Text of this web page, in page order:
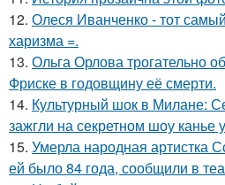
12. Олеся Иванченко - тот
харизма =.
13. Ольга Орлова трогательно
Фриске в годовщину её смерти.
14. Культурный шок в Милане:
зажгли на секретном шоу канье
15. Умерла народная артистка
ей было 84 года, сообщили в